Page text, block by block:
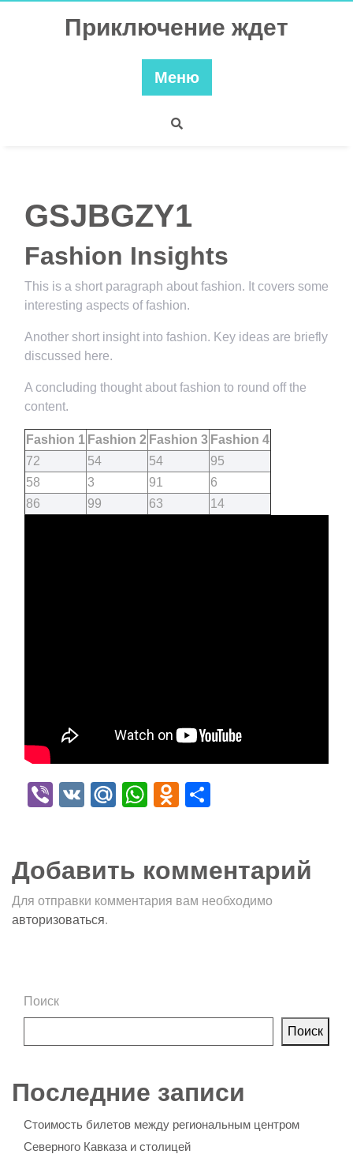
Приключение ждет
Меню
GSJBGZY1
Fashion Insights
This is a short paragraph about fashion. It covers some
interesting aspects of fashion.
Another short insight into fashion. Key ideas are briefly
discussed here.
A concluding thought about fashion to round off the
content.
Fashion 1 Fashion 2 Fashion 3 Fashion 4
72
54 54
95
58
3 91
6
86
99 63 14
Viber
VK Mail.Ru
WhatsApp
Odnoklassniki
Добавить комментарий
Для отправки комментария вам необходимо
авторизоваться.
Поиск
Поиск
Последние записи
Стоимость билетов между региональным центром
Северного Кавказа и столицей